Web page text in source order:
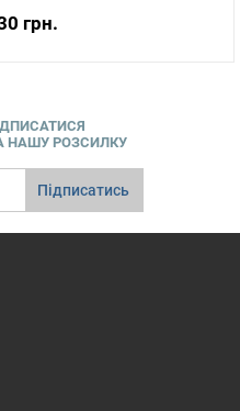
грн.
НАШУ РОЗСИЛКУ
Підписатись